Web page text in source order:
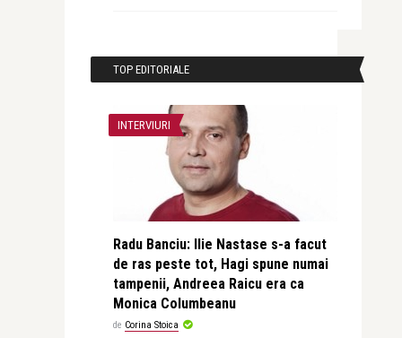
TOP EDITORIALE
INTERVIURI
Radu Banciu: Ilie Nastase s-a facut
de ras peste tot, Hagi spune numai
tampenii, Andreea Raicu era ca
Monica Columbeanu
de Corina Stoica